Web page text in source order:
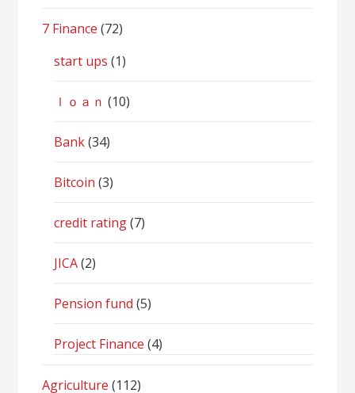
7 Finance (72)
start ups (1)
ｌｏａｎ (10)
Bank(34)
Bitcoin (3)
credit rating(7)
JICA(2)
Pension fund (5)
Project Finance (4)
Agriculture (112)